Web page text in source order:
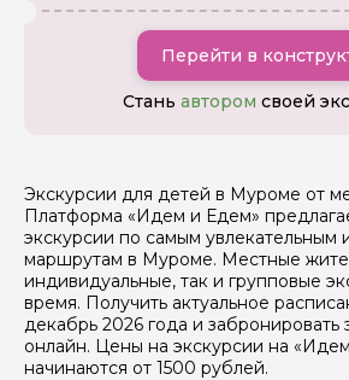
Перейти в
Стань автором своей
Экскурсии для детей в Муроме от
Платформа «Идем и Едем»
экскурсии по самым увлекательным
маршрутам в Муроме. Местные
индивидуальные, так и групповые
время. Получить актуальное
декабрь 2026 года и
онлайн. Цены на экскурсии на
начинаются от 1500 рублей.
Отправить